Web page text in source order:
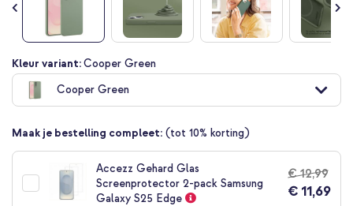
Ga
naar
begin
de
afbeeldingen-
Kleur variant:Cooper Green
Cooper Green
Maak je bestelling compleet: (tot 10% korting)
Accezz Gehard Glas
Screenprotector 2-pack Samsung
Galaxy S25 Edge
€ 12,99
€ 11,69